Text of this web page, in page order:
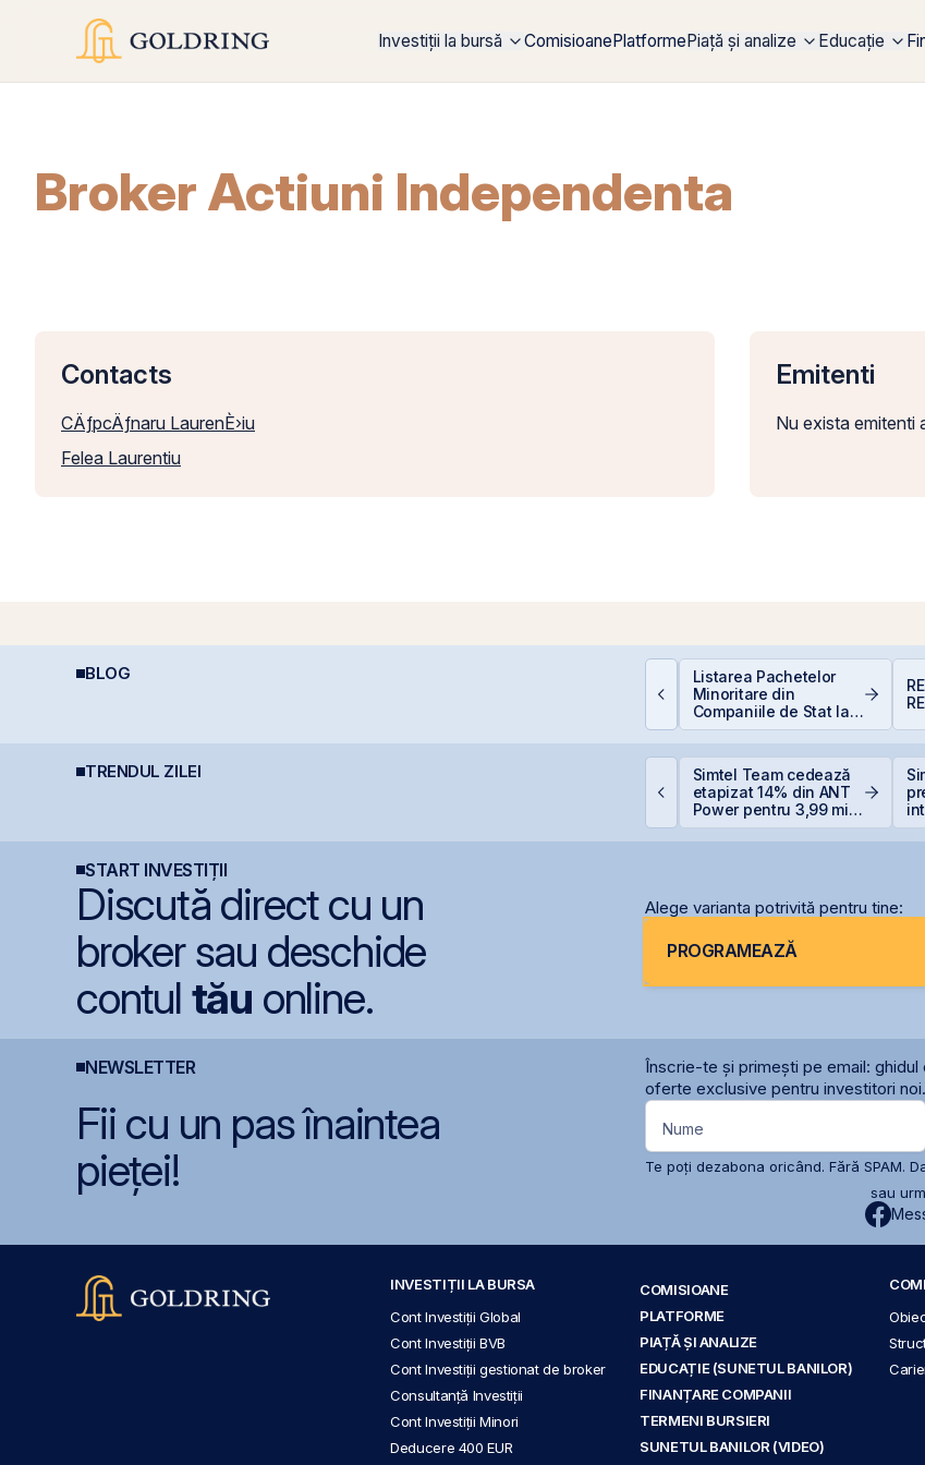
Investiții la bursă ComisioanePlatformePiață și analize Educație
Broker Actiuni Independenta
Contacts
CÄƒpcÄƒnaru LaurenÈ›iu
Felea Laurentiu
Emitenti
Nu exista emitenti
BLOG
Economia României în
sunt și banii se găsesc
Listarea Pachetelor
Minoritare din
Companiile de Stat la
BVB – Soluție pentru
TRENDUL ZILEI
România evită
Simtel Team cedează
etapizat 14% din ANT
Power pentru 3,99 mil.
START INVESTIȚII
Discută direct cu un
broker sau deschide
contul tău online.
Alege varianta potrivită pentru tine:
PROGRAMEAZĂ
NEWSLETTER
Înscrie-te și primești pe email:
oferte exclusive pentru investitori noi.
Fii cu un pas înaintea
pieței!
Nume
Te poți dezabona oricând. Fără SPAM.
sau
INVESTIȚII LA BURSA
Cont Investiții Global
Cont Investiții BVB
Cont Investiții gestionat de broker
Consultanță Investiții
Cont Investiții Minori
Deducere 400 EUR
COMISIOANE
PLATFORME
PIAȚĂ ȘI ANALIZE
EDUCAȚIE (SUNETUL BANILOR)
FINANȚARE COMPANII
TERMENI BURSIERI
SUNETUL BANILOR (VIDEO)